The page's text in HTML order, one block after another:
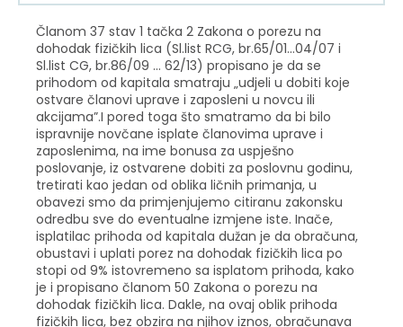
Članom 37 stav 1 tačka 2 Zakona o porezu na
dohodak fizičkih lica (Sl.list RCG, br.65/01…04/07 i
Sl.list CG, br.86/09 … 62/13) propisano je da se
prihodom od kapitala smatraju „udjeli u dobiti koje
ostvare članovi uprave i zaposleni u novcu ili
akcijama”.I pored toga što smatramo da bi bilo
ispravnije novčane isplate članovima uprave i
zaposlenima, na ime bonusa za uspješno
poslovanje, iz ostvarene dobiti za poslovnu godinu,
tretirati kao jedan od oblika ličnih primanja, u
obavezi smo da primjenjujemo citiranu zakonsku
odredbu sve do eventualne izmjene iste. Inače,
isplatilac prihoda od kapitala dužan je da obračuna,
obustavi i uplati porez na dohodak fizičkih lica po
stopi od 9% istovremeno sa isplatom prihoda, kako
je i propisano članom 50 Zakona o porezu na
dohodak fizičkih lica. Dakle, na ovaj oblik prihoda
fizičkih lica, bez obzira na njihov iznos, obračunava